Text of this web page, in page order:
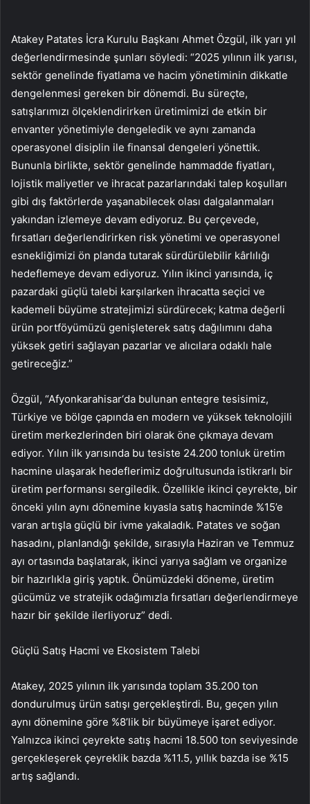
Atakey Patates İcra Kurulu Başkanı Ahmet Özgül, ilk yarı yıl
değerlendirmesinde şunları söyledi: “2025 yılının ilk yarısı,
sektör genelinde fiyatlama ve hacim yönetiminin dikkatle
dengelenmesi gereken bir dönemdi. Bu süreçte,
satışlarımızı ölçeklendirirken üretimimizi de etkin bir
envanter yönetimiyle dengeledik ve aynı zamanda
operasyonel disiplin ile finansal dengeleri yönettik.
Bununla birlikte, sektör genelinde hammadde fiyatları,
lojistik maliyetler ve ihracat pazarlarındaki talep koşulları
gibi dış faktörlerde yaşanabilecek olası dalgalanmaları
yakından izlemeye devam ediyoruz. Bu çerçevede,
fırsatları değerlendirirken risk yönetimi ve operasyonel
esnekliğimizi ön planda tutarak sürdürülebilir kârlılığı
hedeflemeye devam ediyoruz. Yılın ikinci yarısında, iç
pazardaki güçlü talebi karşılarken ihracatta seçici ve
kademeli büyüme stratejimizi sürdürecek; katma değerli
ürün portföyümüzü genişleterek satış dağılımını daha
yüksek getiri sağlayan pazarlar ve alıcılara odaklı hale
getireceğiz.”
Özgül, “Afyonkarahisar‘da bulunan entegre tesisimiz,
Türkiye ve bölge çapında en modern ve yüksek teknolojili
üretim merkezlerinden biri olarak öne çıkmaya devam
ediyor. Yılın ilk yarısında bu tesiste 24.200 tonluk üretim
hacmine ulaşarak hedeflerimiz doğrultusunda istikrarlı bir
üretim performansı sergiledik. Özellikle ikinci çeyrekte, bir
önceki yılın aynı dönemine kıyasla satış hacminde %15’e
varan artışla güçlü bir ivme yakaladık. Patates ve soğan
hasadını, planlandığı şekilde, sırasıyla Haziran ve Temmuz
ayı ortasında başlatarak, ikinci yarıya sağlam ve organize
bir hazırlıkla giriş yaptık. Önümüzdeki döneme, üretim
gücümüz ve stratejik odağımızla fırsatları değerlendirmeye
hazır bir şekilde ilerliyoruz” dedi.
Güçlü Satış Hacmi ve Ekosistem Talebi
Atakey, 2025 yılının ilk yarısında toplam 35.200 ton
dondurulmuş ürün satışı gerçekleştirdi. Bu, geçen yılın
aynı dönemine göre %8’lik bir büyümeye işaret ediyor.
Yalnızca ikinci çeyrekte satış hacmi 18.500 ton seviyesinde
gerçekleşerek çeyreklik bazda %11.5, yıllık bazda ise %15
artış sağlandı.